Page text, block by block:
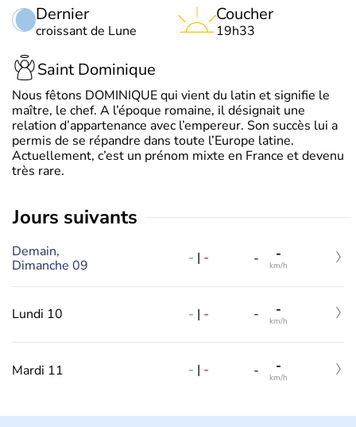
Dernier
croissant de Lune
Coucher
19h33
Saint Dominique
Nous fêtons DOMINIQUE qui vient du latin et signifie le
maître, le chef. A l’époque romaine, il désignait une
relation d’appartenance avec l’empereur. Son succès lui a
permis de se répandre dans toute l’Europe latine.
Actuellement, c’est un prénom mixte en France et devenu
très rare.
jours suivants
Demain,
Dimanche 09
- | - - -
km/h
Lundi 10 - | - - -
km/h
Mardi 11 - | - - -
km/h